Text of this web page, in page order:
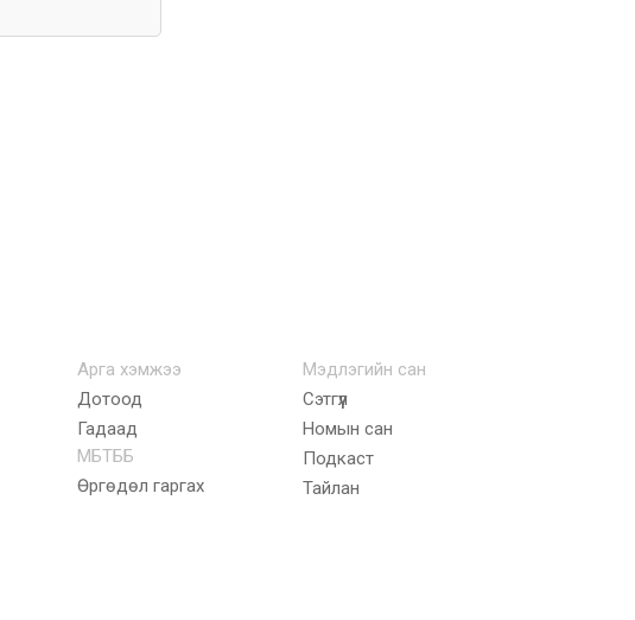
Арга хэмжээ
Дотоод
Гадаад
МБТББ
Өргөдөл гаргах
Мэдлэгийн сан
Сэтгүүл
Номын сан
Подкаст
Тайлан